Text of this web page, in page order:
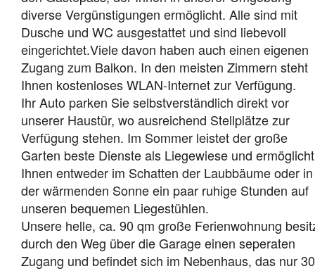
diverse Vergünstigungen ermöglicht. Alle sind mit
Dusche und WC ausgestattet und sind liebevoll
eingerichtet.Viele davon haben auch einen eigenen
Zugang zum Balkon. In den meisten Zimmern steht
Ihnen kostenloses WLAN-Internet zur Verfügung.
Ihr Auto parken Sie selbstverständlich direkt vor
unserer Haustür, wo ausreichend Stellplätze zur
Verfügung stehen. Im Sommer leistet der große
Garten beste Dienste als Liegewiese und ermöglicht
Ihnen entweder im Schatten der Laubbäume oder in
der wärmenden Sonne ein paar ruhige Stunden auf
unseren bequemen Liegestühlen.
Unsere helle, ca. 90 qm große Ferienwohnung
durch den Weg über die Garage einen seperaten
Zugang und befindet sich im Nebenhaus, das nur